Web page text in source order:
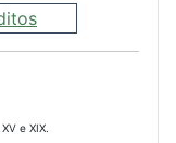
e XIX.